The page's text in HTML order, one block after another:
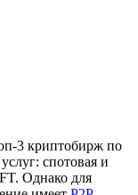
3 криптобирж по
спотовая и
Однако для